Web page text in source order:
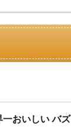
一おいしい バズ